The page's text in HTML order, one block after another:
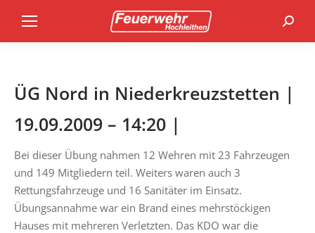
ÜG Nord in Niederkreuzstetten |
19.09.2009 – 14:20 |
Bei dieser Übung nahmen 12 Wehren mit 23 Fahrzeugen
und 149 Mitgliedern teil. Weiters waren auch 3
Rettungsfahrzeuge und 16 Sanitäter im Einsatz.
Übungsannahme war ein Brand eines mehrstöckigen
Hauses mit mehreren Verletzten. Das KDO war die